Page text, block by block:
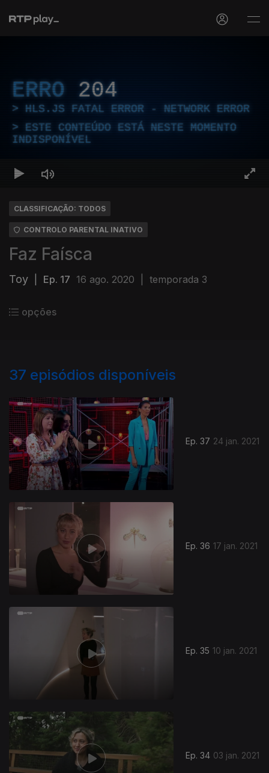
ERRO 204
HLS.JS FATAL ERROR - NETWORK ERROR
ESTE CONTEÚDO ESTÁ NESTE MOMENTO
INDISPONÍVEL
CLASSIFICAÇÃO: TODOS
CONTROLO PARENTAL INATIVO
Faz Faísca
Toy Ep. 17 16 ago. 2020 temporada 3
opções
37 episódios disponíveis
Ep. 37 24 jan. 2021
Ep. 36 17 jan. 2021
Ep. 35 10 jan. 2021
Ep. 34 03 jan. 2021